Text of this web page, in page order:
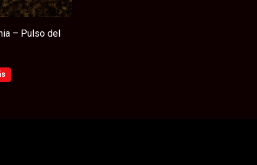
– Pulso del